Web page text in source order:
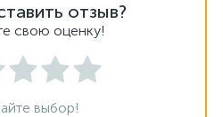
отзыв?
свою оценку!
выбор!